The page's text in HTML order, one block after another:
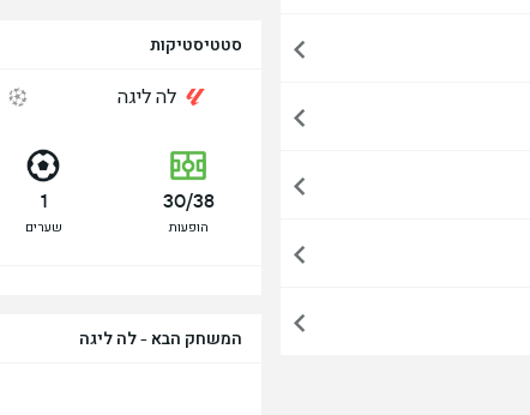
סטטיסטיקות
לה ליגה
30/38
הופעות
1
שערים
המשחק הבא - לה ליגה